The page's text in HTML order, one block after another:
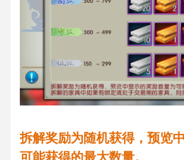
拆解奖励为随机获得，预览